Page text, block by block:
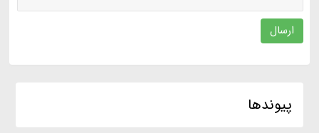
ارسال
پیوندها